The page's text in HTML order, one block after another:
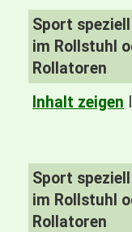
Sport
im Rollstuhl
Rollatoren
Inhalt zeigen
Sport
im Rollstuhl
Rollatoren